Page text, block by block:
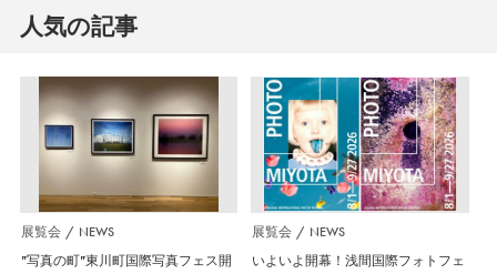
人気の記事
展覧会 NEWS
”写真の町”東川町国際写真フェス開
展覧会 NEWS
いよいよ開幕！浅間国際フォトフェ